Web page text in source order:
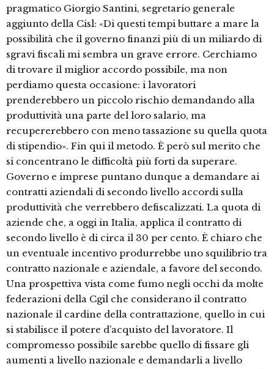
pragmatico Giorgio Santini, segretario generale
aggiunto della Cisl: «Di questi tempi buttare a mare la
possibilità che il governo finanzi più di un miliardo di
sgravi fiscali mi sembra un grave errore. Cerchiamo
di trovare il miglior accordo possibile, ma non
perdiamo questa occasione: i lavoratori
prenderebbero un piccolo rischio demandando alla
produttività una parte del loro salario, ma
recupererebbero con meno tassazione su quella quota
di stipendio». Fin qui il metodo. È però sul merito che
si concentrano le difficoltà più forti da superare.
Governo e imprese puntano dunque a demandare ai
contratti aziendali di secondo livello accordi sulla
produttività che verrebbero defiscalizzati. La quota di
aziende che, a oggi in Italia, applica il contratto di
secondo livello è di circa il 30 per cento. È chiaro che
un eventuale incentivo produrrebbe uno squilibrio tra
contratto nazionale e aziendale, a favore del secondo.
Una prospettiva vista come fumo negli occhi da molte
federazioni della Cgil che considerano il contratto
nazionale il cardine della contrattazione, quello in cui
si stabilisce il potere d’acquisto del lavoratore. Il
compromesso possibile sarebbe quello di fissare gli
aumenti a livello nazionale e demandarli a livello